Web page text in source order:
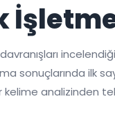
sonuçlarında ilk
analizinden